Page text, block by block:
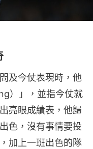
及今仗表現時，他
）」，並指今仗就
亮眼成績表，他歸
色，沒有事情要投
加上一班出色的隊